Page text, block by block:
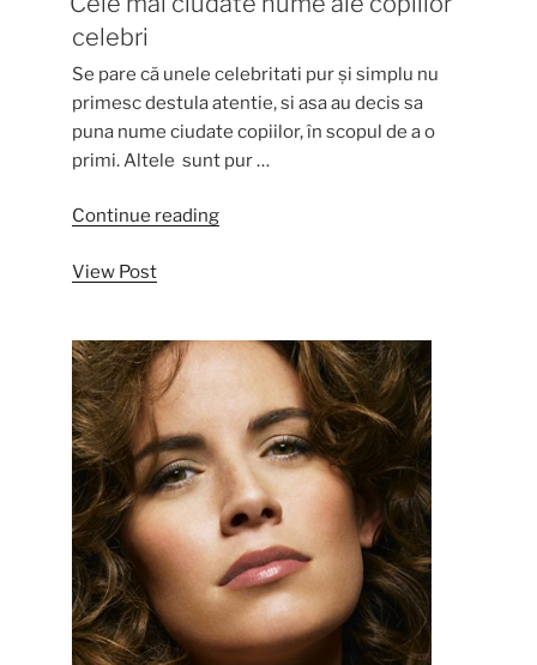
celebri
Se pare că unele celebritati pur și simplu nu
primesc destula atentie, si asa au decis sa
puna nume ciudate copiilor, în scopul de a o
primi. Altele sunt pur …
Continue reading“Cele
copiilor
View Post